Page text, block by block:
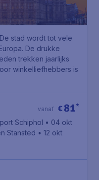
stad wordt tot vele
De drukke
trekken jaarlijks
winkelliefhebbers is
€81*
vanaf
Schiphol • 04 okt
Stansted • 12 okt